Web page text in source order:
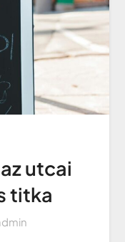
utcai
titka